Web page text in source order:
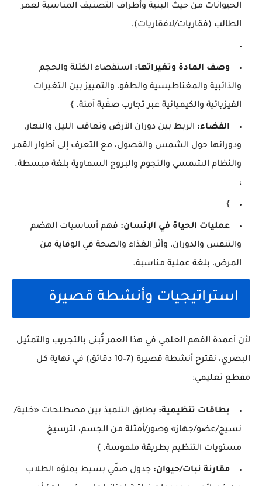
الحيوانات من حيث البنية وأطراف التصنيف المناسبة لعمر
الطالب (فقاريات/لافقاريات).
وصف المادة وتغيراتها: استقصاء الكتلة والحجم
والذائبية والمغناطيسية والطفو، والتمييز بين التغيرات
الفيزيائية والكيميائية عبر تجارب صفّية آمنة. }
الفضاء: الربط بين دوران الأرض وتعاقب الليل والنهار،
ودورانها حول الشمس والفصول، مع التعرف إلى أطوار القمر
والنظام الشمسي والنجوم والبروج السماوية بلغة مبسطة.
:
}
عمليات الحياة في الإنسان: فهم أساسيات الهضم
والتنفس والدوران، وأثر الغذاء والصحة في الوقاية من
المرض، بلغة عملية مناسبة.
استراتيجيات وأنشطة قصيرة
لأن أعمدة الفهم العلمي في هذا العمر تُبنى بالتجريب والتمثيل
البصري، نقترح أنشطة قصيرة (7–10 دقائق) في نهاية كل
مقطع تعليمي:
بطاقات تنظيمية: يطابق التلميذ بين مصطلحات «خلية/
نسيج/عضو/جهاز» وصور/أمثلة من الجسم، لترسيخ
مستويات التنظيم بطريقة ملموسة. }
مقارنة نبات/حيوان: جدول صفّي بسيط يملؤه الطلاب